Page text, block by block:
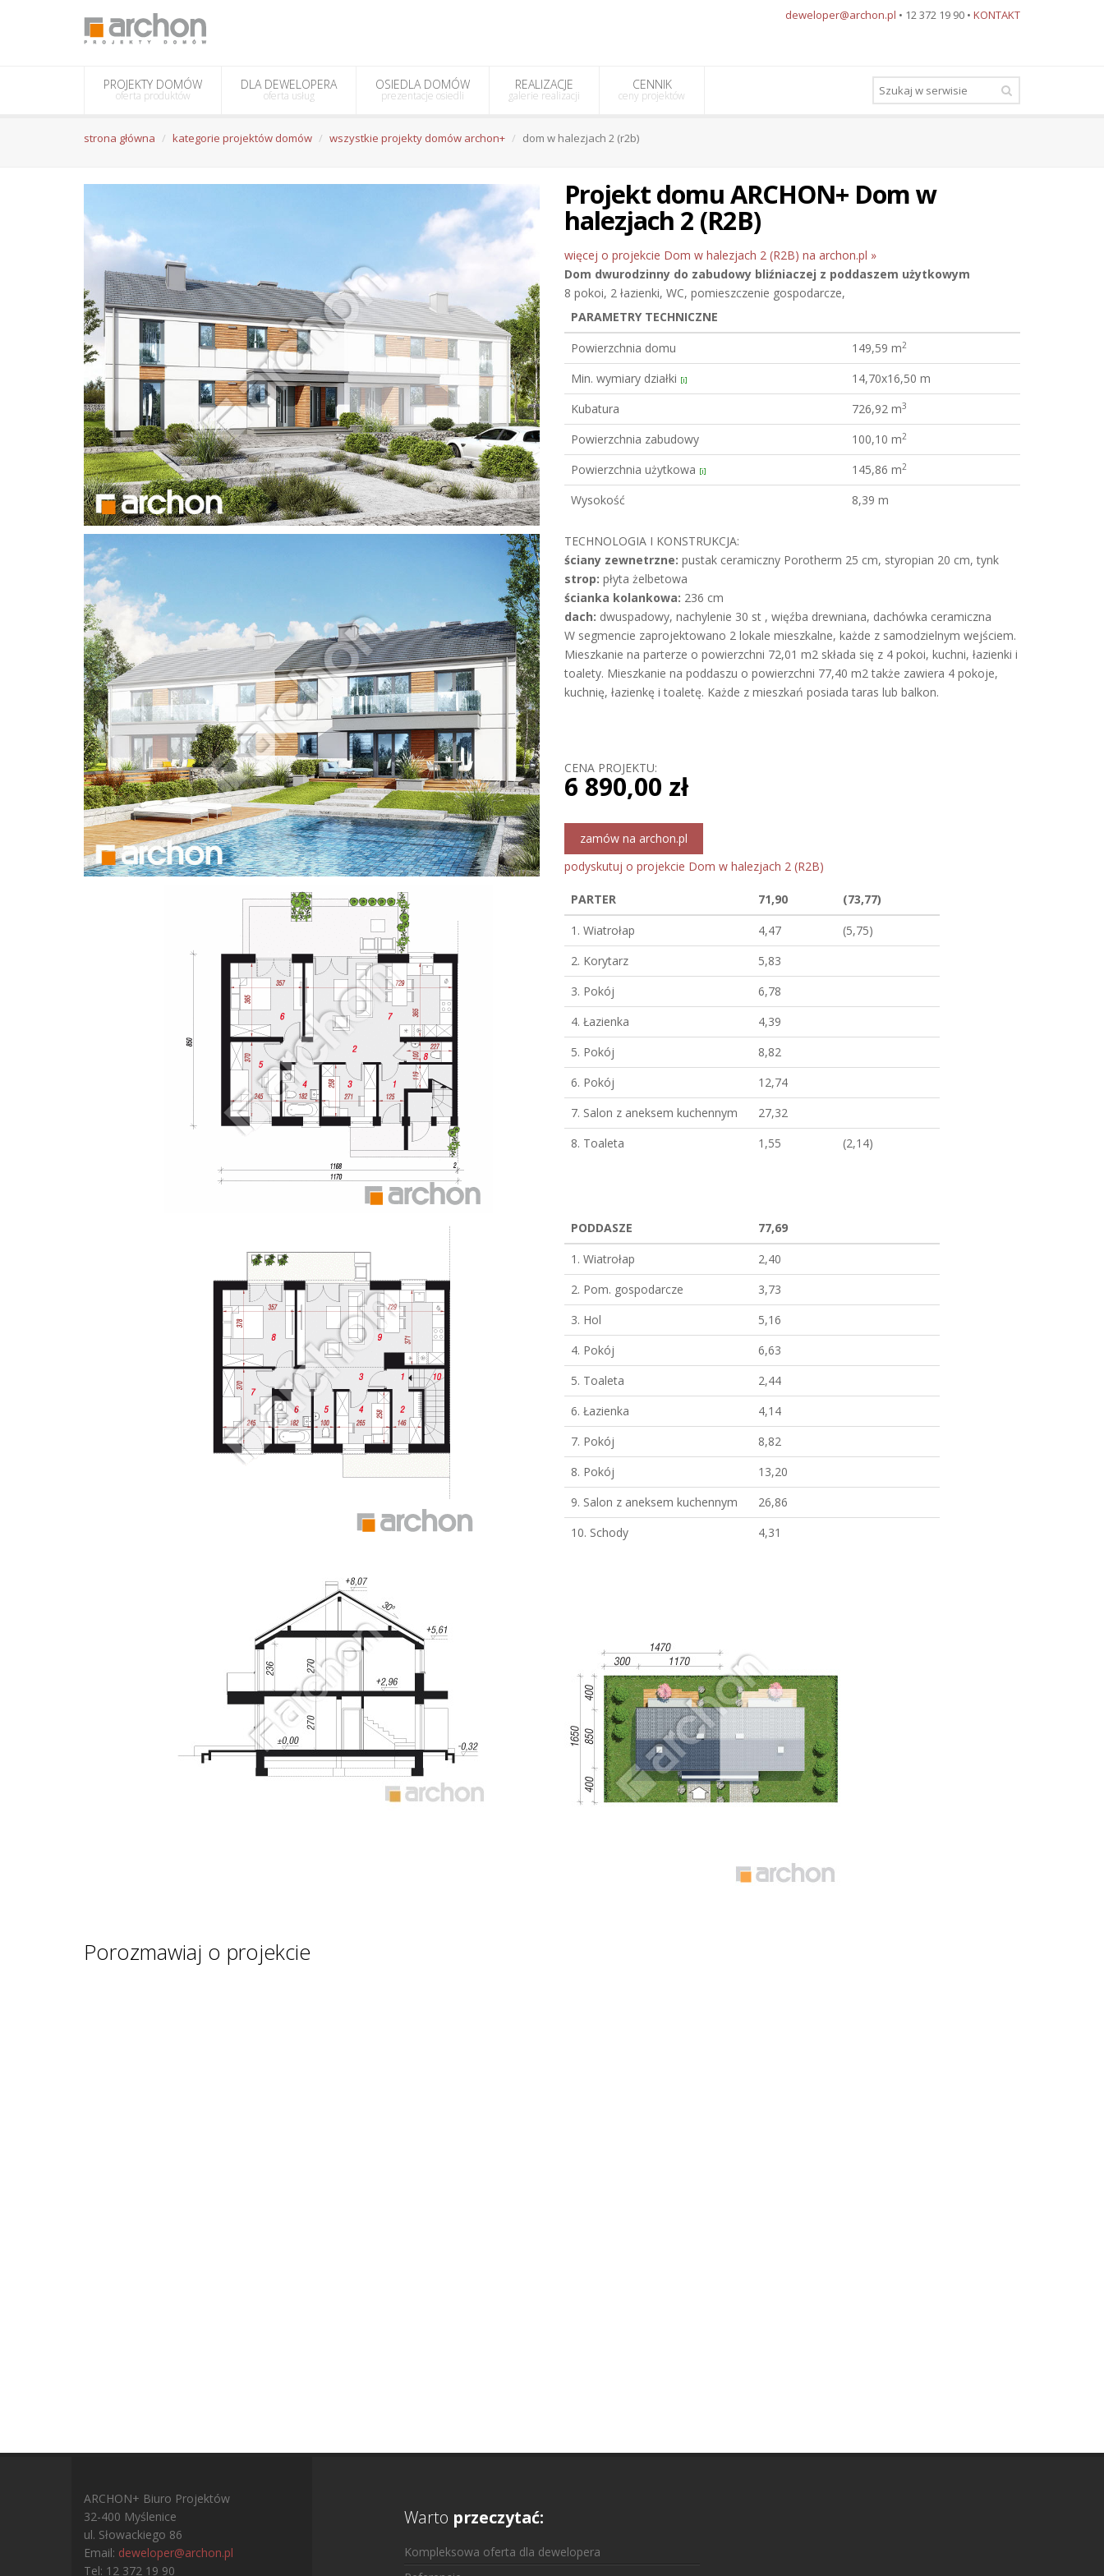
deweloper@archon.pl • 12 372 19 90 • KONTAKT
PROJEKTY DOMÓW
oferta produktów
DLA DEWELOPERA
oferta usług
OSIEDLA DOMÓW
prezentacje osiedli
REALIZACJE
galerie realizacji
CENNIK
ceny projektów
strona główna kategorie projektów domów wszystkie projekty domów archon+ dom w halezjach 2 (r2b)
Projekt domu ARCHON+ Dom w
halezjach 2 (R2B)
więcej o projekcie Dom w halezjach 2 (R2B) na archon.pl »
Dom dwurodzinny do zabudowy bliźniaczej z poddaszem użytkowym
8 pokoi, 2 łazienki, WC, pomieszczenie gospodarcze,
PARAMETRY TECHNICZNE
Powierzchnia domu
149,59 m2
Min. wymiary działki [i]
14,70x16,50 m
Kubatura
726,92 m3
Powierzchnia zabudowy 100,10 m2
Powierzchnia użytkowa [i] 145,86 m2
Wysokość 8,39 m
TECHNOLOGIA I KONSTRUKCJA:
ściany zewnetrzne: pustak ceramiczny Porotherm 25 cm, styropian 20 cm, tynk
strop: płyta żelbetowa
ścianka kolankowa: 236 cm
dach: dwuspadowy, nachylenie 30 st , więźba drewniana, dachówka ceramiczna
W segmencie zaprojektowano 2 lokale mieszkalne, każde z samodzielnym wejściem.
Mieszkanie na parterze o powierzchni 72,01 m2 składa się z 4 pokoi, kuchni, łazienki i
toalety. Mieszkanie na poddaszu o powierzchni 77,40 m2 także zawiera 4 pokoje,
kuchnię, łazienkę i toaletę. Każde z mieszkań posiada taras lub balkon.
CENA PROJEKTU:
6 890,00 zł
zamów na archon.pl
podyskutuj o projekcie Dom w halezjach 2 (R2B)
PARTER 71,90
(73,77)
1. Wiatrołap
4,47
(5,75)
2. Korytarz
5,83
3. Pokój
6,78
4. Łazienka
4,39
5. Pokój
8,82
6. Pokój
12,74
7. Salon z aneksem kuchennym
27,32
8. Toaleta
1,55 (2,14)
PODDASZE
77,69
1. Wiatrołap
2,40
2. Pom. gospodarcze
3,73
3. Hol
5,16
4. Pokój
6,63
5. Toaleta
2,44
6. Łazienka
4,14
7. Pokój
8,82
8. Pokój
13,20
9. Salon z aneksem kuchennym
26,86
10. Schody
4,31
Porozmawiaj o projekcie
ARCHON+ Biuro Projektów
32-400 Myślenice
ul. Słowackiego 86
Email: deweloper@archon.pl
Tel: 12 372 19 90
Warto przeczytać:
Kompleksowa oferta dla dewelopera